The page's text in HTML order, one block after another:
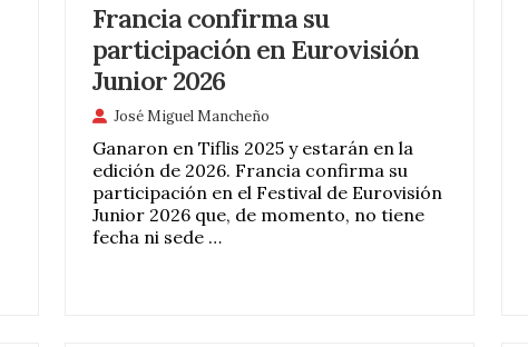
Francia confirma su
participación en Eurovisión
Junior 2026
José Miguel Mancheño
Ganaron en Tiflis 2025 y estarán en la
edición de 2026. Francia confirma su
participación en el Festival de Eurovisión
Junior 2026 que, de momento, no tiene
fecha ni sede …